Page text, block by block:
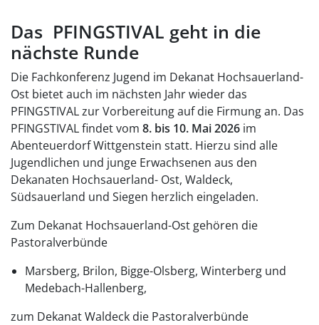
Das PFINGSTIVAL geht in die
nächste Runde
Die Fachkonferenz Jugend im Dekanat Hochsauerland-
Ost bietet auch im nächsten Jahr wieder das
PFINGSTIVAL zur Vorbereitung auf die Firmung an. Das
PFINGSTIVAL findet vom 8. bis 10. Mai 2026 im
Abenteuerdorf Wittgenstein statt. Hierzu sind alle
Jugendlichen und junge Erwachsenen aus den
Dekanaten Hochsauerland- Ost, Waldeck,
Südsauerland und Siegen herzlich eingeladen.
Zum Dekanat Hochsauerland-Ost gehören die
Pastoralverbünde
Marsberg, Brilon, Bigge-Olsberg, Winterberg und
Medebach-Hallenberg,
zum Dekanat Waldeck die Pastoralverbünde